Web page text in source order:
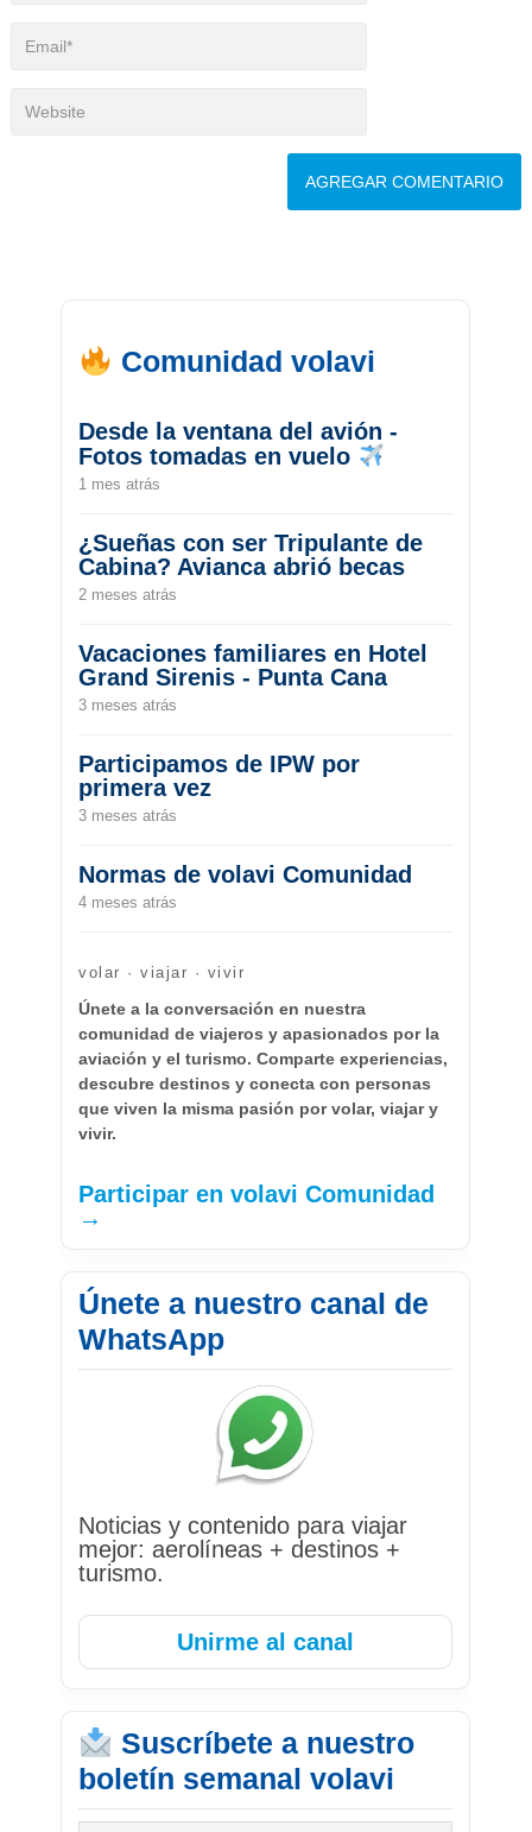
Comunidad volavi
Desde la ventana del avión -
Fotos tomadas en vuelo
1 mes atrás
¿Sueñas con ser Tripulante de
Cabina? Avianca abrió becas
2 meses atrás
Vacaciones familiares en Hotel
Grand Sirenis - Punta Cana
3 meses atrás
Participamos de IPW por
primera vez
3 meses atrás
Normas de volavi Comunidad
4 meses atrás
volar · viajar · vivir
Únete a la conversación en nuestra
comunidad de viajeros y apasionados por la
aviación y el turismo. Comparte experiencias,
descubre destinos y conecta con personas
que viven la misma pasión por volar, viajar y
vivir.
Participar en volavi Comunidad
→
Únete a nuestro canal de
WhatsApp
Noticias y contenido para viajar
mejor: aerolíneas + destinos +
turismo.
Unirme al canal
Suscríbete a nuestro
boletín semanal volavi